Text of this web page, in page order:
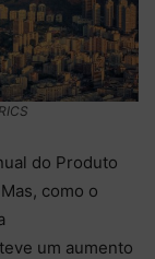
do Produto
como o
um aumento